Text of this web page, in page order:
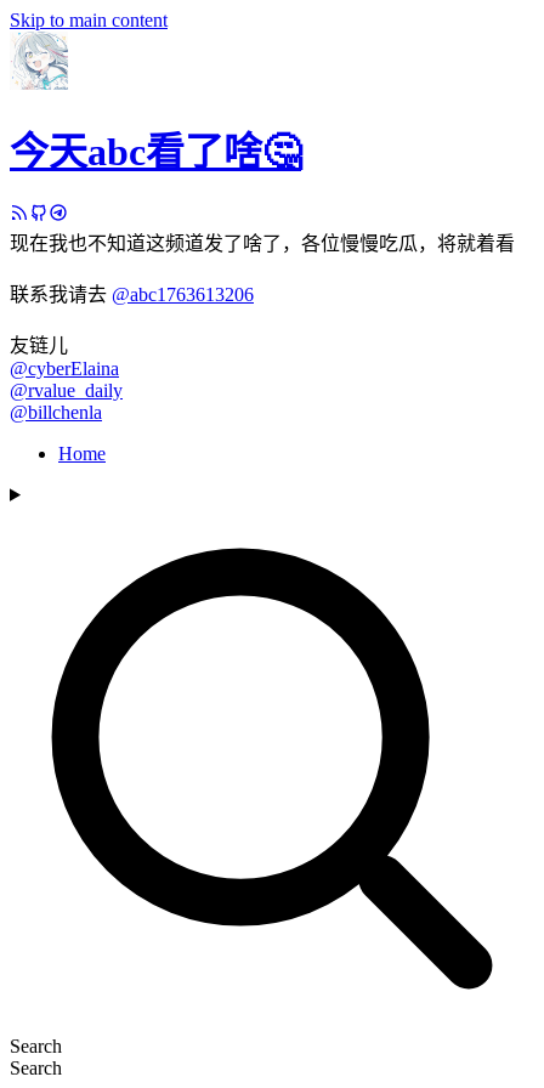
Skip to main content
今天abc看了啥🤔
现在我也不知道这频道发了啥了，各位慢慢吃瓜，将就着看
联系我请去 @abc1763613206
友链儿
@cyberElaina
@rvalue_daily
@billchenla
Home
Search
Search